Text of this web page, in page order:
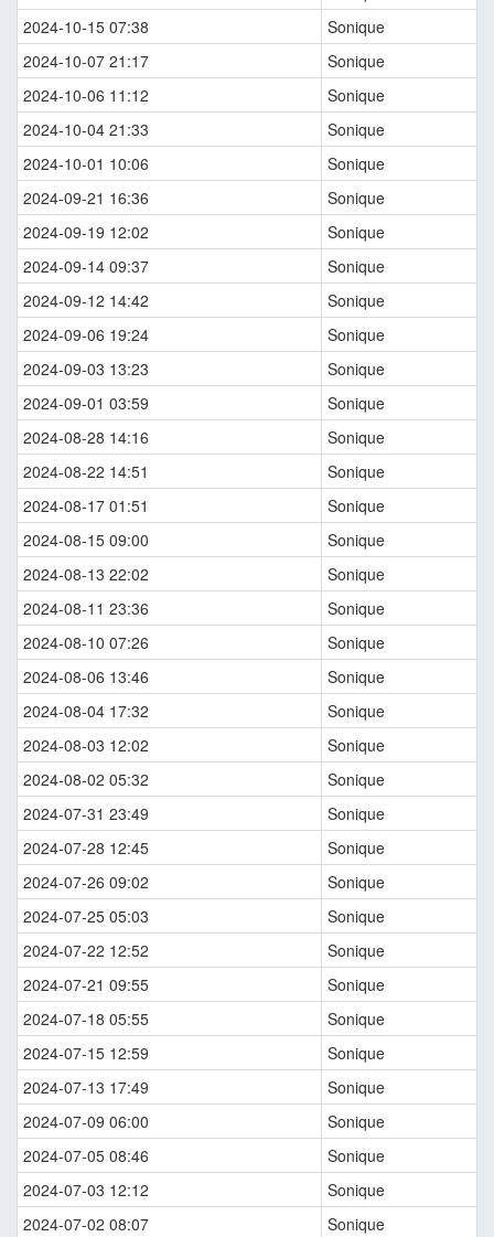
2024-10-15 07:38
Sonique
2024-10-07 21:17
Sonique
2024-10-06 11:12
Sonique
2024-10-04 21:33
Sonique
2024-10-01 10:06
Sonique
2024-09-21 16:36
Sonique
2024-09-19 12:02
Sonique
2024-09-14 09:37
Sonique
2024-09-12 14:42
Sonique
2024-09-06 19:24
Sonique
2024-09-03 13:23
Sonique
2024-09-01 03:59
Sonique
2024-08-28 14:16
Sonique
2024-08-22 14:51
Sonique
2024-08-17 01:51
Sonique
2024-08-15 09:00
Sonique
2024-08-13 22:02
Sonique
2024-08-11 23:36
Sonique
2024-08-10 07:26
Sonique
2024-08-06 13:46
Sonique
2024-08-04 17:32
Sonique
2024-08-03 12:02
Sonique
2024-08-02 05:32
Sonique
2024-07-31 23:49
Sonique
2024-07-28 12:45
Sonique
2024-07-26 09:02
Sonique
2024-07-25 05:03
Sonique
2024-07-22 12:52
Sonique
2024-07-21 09:55
Sonique
2024-07-18 05:55
Sonique
2024-07-15 12:59
Sonique
2024-07-13 17:49
Sonique
2024-07-09 06:00
Sonique
2024-07-05 08:46
Sonique
2024-07-03 12:12
Sonique
2024-07-02 08:07
Sonique